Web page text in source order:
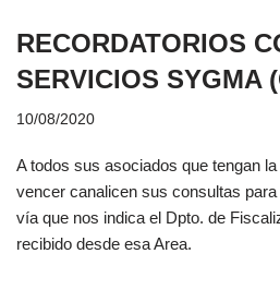
RECORDATORIOS
SERVICIOS SYGMA
10/08/2020
A todos sus asociados que tengan
vencer canalicen sus consultas
vía que nos indica el Dpto. de
recibido desde esa Area.